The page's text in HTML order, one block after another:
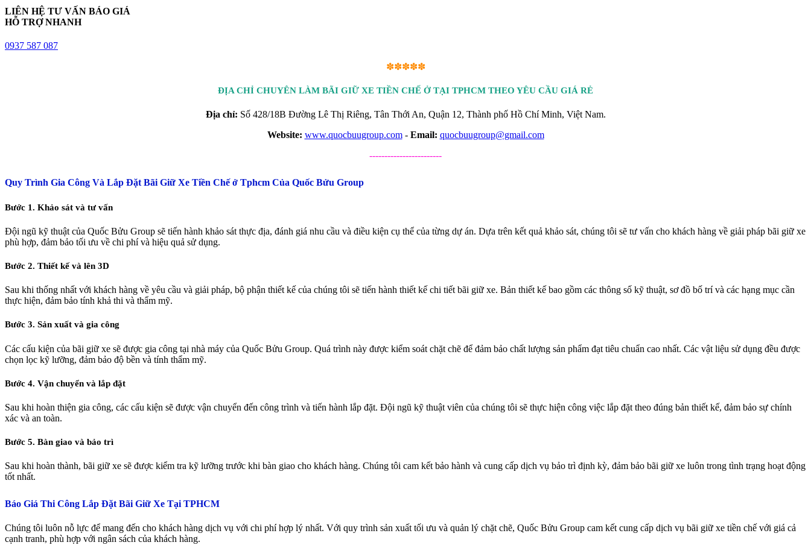
LIÊN HỆ TƯ VẤN BÁO GIÁ
HỖ TRỢ NHANH
0937 587 087
✽✽✽✽✽
ĐỊA CHỈ CHUYÊN LÀM BÃI GIỮ XE TIỀN CHẾ Ở TẠI TPHCM THEO YÊU CẦU GIÁ RẺ
Địa chỉ: Số 428/18B Đường Lê Thị Riêng, Tân Thới An, Quận 12, Thành phố Hồ Chí Minh, Việt Nam.
Website: www.quocbuugroup.com- Email: quocbuugroup@gmail.com
------------------------
Quy Trình Gia Công Và Lắp Đặt Bãi Giữ Xe Tiền Chế ở Tphcm Của Quốc Bửu Group
Bước 1. Khảo sát và tư vấn
Đội ngũ kỹ thuật của Quốc Bửu Group sẽ tiến hành khảo sát thực địa, đánh giá nhu cầu và điều kiện cụ thể của từng dự án. Dựa trên kết quả khảo sát, chúng tôi sẽ tư vấn cho khách hàng về giải pháp bãi giữ xe
phù hợp, đảm bảo tối ưu về chi phí và hiệu quả sử dụng.
Bước 2. Thiết kế và lên 3D
Sau khi thống nhất với khách hàng về yêu cầu và giải pháp, bộ phận thiết kế của chúng tôi sẽ tiến hành thiết kế chi tiết bãi giữ xe. Bản thiết kế bao gồm các thông số kỹ thuật, sơ đồ bố trí và các hạng mục cần
thực hiện, đảm bảo tính khả thi và thẩm mỹ.
Bước 3. Sản xuất và gia công
Các cấu kiện của bãi giữ xe sẽ được gia công tại nhà máy của Quốc Bửu Group. Quá trình này được kiểm soát chặt chẽ để đảm bảo chất lượng sản phẩm đạt tiêu chuẩn cao nhất. Các vật liệu sử dụng đều được
chọn lọc kỹ lưỡng, đảm bảo độ bền và tính thẩm mỹ.
Bước 4. Vận chuyển và lắp đặt
Sau khi hoàn thiện gia công, các cấu kiện sẽ được vận chuyển đến công trình và tiến hành lắp đặt. Đội ngũ kỹ thuật viên của chúng tôi sẽ thực hiện công việc lắp đặt theo đúng bản thiết kế, đảm bảo sự chính
xác và an toàn.
Bước 5. Bàn giao và bảo trì
Sau khi hoàn thành, bãi giữ xe sẽ được kiểm tra kỹ lưỡng trước khi bàn giao cho khách hàng. Chúng tôi cam kết bảo hành và cung cấp dịch vụ bảo trì định kỳ, đảm bảo bãi giữ xe luôn trong tình trạng hoạt động
tốt nhất.
Báo Giá Thi Công Lắp Đặt Bãi Giữ Xe Tại TPHCM
Chúng tôi luôn nỗ lực để mang đến cho khách hàng dịch vụ với chi phí hợp lý nhất. Với quy trình sản xuất tối ưu và quản lý chặt chẽ, Quốc Bửu Group cam kết cung cấp dịch vụ bãi giữ xe tiền chế với giá cả
cạnh tranh, phù hợp với ngân sách của khách hàng.